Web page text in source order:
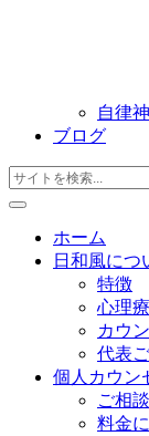
自律
ブログ
ホーム
日和風につ
特徴
心理
カウ
代表
個人カウン
ご相
料金